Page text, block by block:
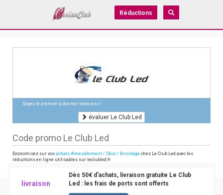
Réductions
Soyez le premier à donner votre avis !
évaluer Le Club Led
Code promo Le Club Led
Economisez sur vos achats Ameublement / Déco / Bricolage chez Le Club Led avec les
réductions en ligne utilisables sur leclubled.fr
livraison
Dès 50€ d'achats, livraison gratuite Le Club
Led : les frais de ports sont offerts